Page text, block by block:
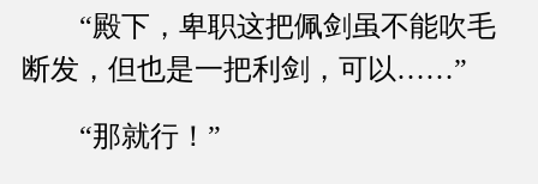
“殿下，卑职这把佩剑虽不能吹毛
断发，但也是一把利剑，可以……”
“那就行！”